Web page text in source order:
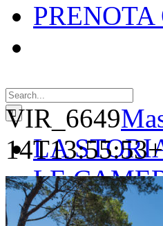
PRENOTA
for:
LA
LE
GOLD
VIR_6649